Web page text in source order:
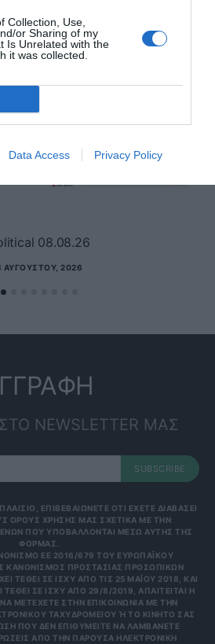
Collection, Use,
or Sharing of my
Is Unrelated with the
it was collected.
Data Access Privacy Policy
08.08.26
ΑΥΓΟΎΣΤΟΥ, 2026
NEWSLETTER ΜΑΣ
SUBSCRIBE
ΕΠΙΒΕΒΑΙΩΝΕΤΕ ΟΤΙ ΕΧΕΤΕ ΔΙΑΒΑΣΕΙ
ΟΡΟΥΣ ΧΡΗΣΗΣ ΜΑΣ ΣΧΕΤΙΚΑ ΜΕ ΤΗΝ
ΠΟΥ ΥΠΟΒΑΛΛΟΝΤΑΙ ΜΕΣΩ ΑΥΤΗΣ ΤΗΣ
ΦΟΡΜΑΣ.
ΕΕ 2016/679 ΤΟΥ ΕΥΡΩΠΑΪΚΟΎ
ΚΑΝΟΝΙΣΜΌΣ ΠΡΟΣΤΑΣΊΑΣ ΠΡΟΣΩΠΙΚΏΝ
ΤΕΘΕΊ ΣΕ ΙΣΧΎ ΑΠΌ ΤΙΣ 25 ΜΑΪ́ΟΥ 2018, ΚΑΙ
ΣΕ ΙΣΧΎ ΑΠΌ 29/8/2019, ΑΠΑΙΤΕΊΤΑΙ Η
ΜΕΤΈΧΕΤΕ ΣΤΗΝ ΕΠΙΚΟΙΝΩΝΊΑ ΜΕ ΤΗΝ
ΤΑΧΥΔΡΟΜΕΊΟΥ Ή ΤΟ ΚΙΝΗΤΌ ΣΑΣ Τ
ΠΟΥ ΔΕΝ ΕΠΙΘΥΜΕΊΤΕ ΝΑ ΛΑΜΒΆΝΕΤΕ Μ
ΑΠΌ ΤΗΝ ΠΑΡΟΎΣΑ ΗΛΕΚΤΡΟΝΙΚΉ Δ